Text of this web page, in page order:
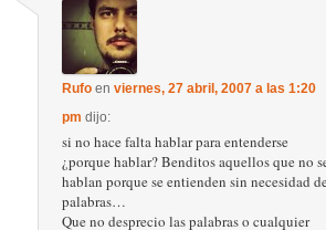
Rufo enviernes, 27 abril, 2007 a las 1:20
pm dijo:
si no hace falta hablar para entenderse
¿porque hablar? Benditos aquellos que no
hablan porque se entienden sin necesidad
palabras…
Que no desprecio las palabras o cualquier